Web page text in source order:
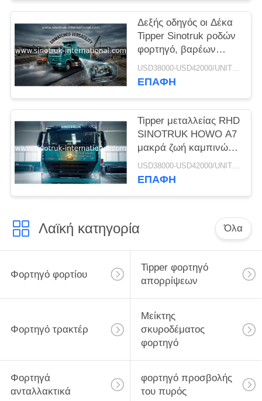
Δεξής οδηγός οι Δέκα
Tipper Sinotruk ροδών
φορτηγό, βαρέων
καθηκόντων φορτηγό
απορρίψεων
USD38000-USD42000/UNIT)negotiation MOQ:1 ΜΟΝΆΔΑ
ΕΠΑΦΉ
Tipper μεταλλείας RHD
SINOTRUK HOWO A7
μακρά ζωή καμπινών
φορτηγών
απορρίψεων
USD38000-USD42000/UNIT)negotiation MOQ:1 ΜΟΝΆΔΑ
ΕΠΑΦΉ
Λαϊκή κατηγορία Όλα
Φορτηγό φορτίου
Tipper φορτηγό
απορρίψεων
Φορτηγό τρακτέρ
Μείκτης
σκυροδέματος
φορτηγό
Φορτηγά
ανταλλακτικά
φορτηγό προσβολής
του πυρός